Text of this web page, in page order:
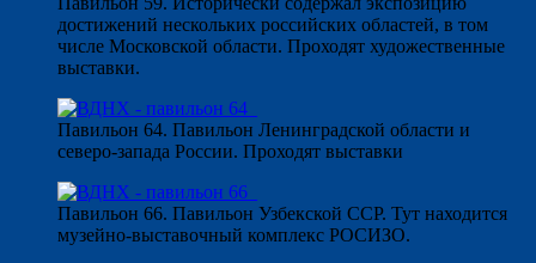
достижений нескольких российских областей, в том
числе Московской области. Проходят художественные
выставки.
Павильон 64. Павильон Ленинградской области и
северо-запада России. Проходят выставки
Павильон 66. Павильон Узбекской ССР. Тут находится
музейно-выставочный комплекс РОСИЗО.